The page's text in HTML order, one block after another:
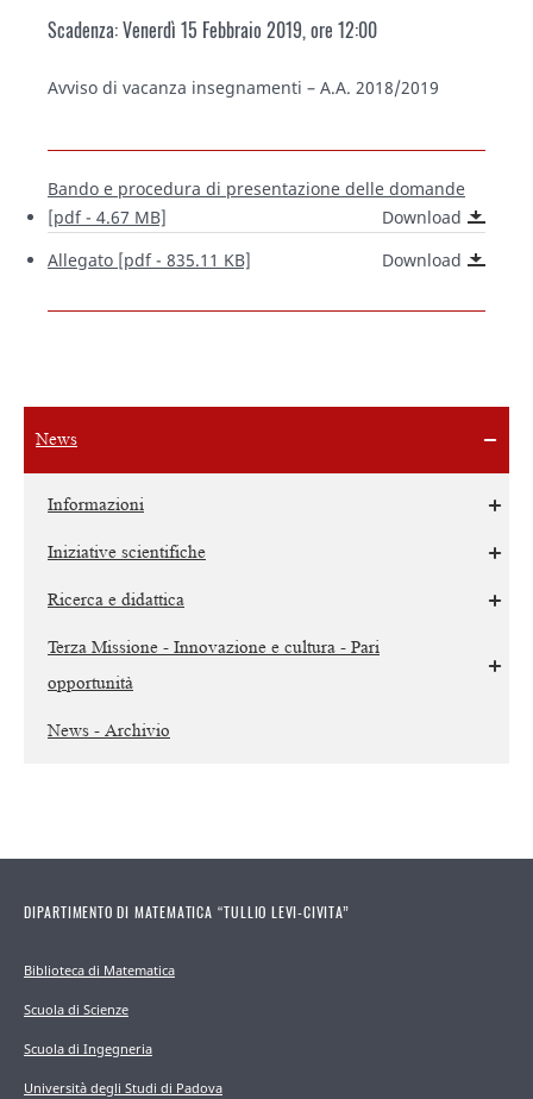
News
Informazioni
Iniziative scientifiche
Ricerca e didattica
Terza Missione - Innovazione e cultura - Pari
opportunità
News - Archivio
Scadenza: Venerdì 15 Febbraio 2019, ore 12:00
Avviso di vacanza insegnamenti – A.A. 2018/2019
Bando e procedura di presentazione delle domande
[pdf - 4.67 MB]
Download
Allegato [pdf - 835.11 KB]
Download
DIPARTIMENTO DI MATEMATICA “TULLIO LEVI-CIVITA”
Biblioteca di Matematica
Scuola di Scienze
Scuola di Ingegneria
Università degli Studi di Padova